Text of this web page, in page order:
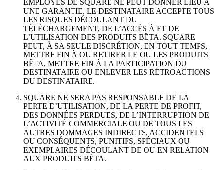
Spa
Salon de barbier
Tatouage et piercing
Découvrir
Aperçu
Rénovation et réparation
Service automobile
Transport
EMPLOYÉS DE SQUARE NE PEUT DONNER LIEU À
UNE GARANTIE. LE DESTINATAIRE ACCEPTE TOUS
LES RISQUES DÉCOULANT DU
TÉLÉCHARGEMENT, DE L’ACCÈS À ET DE
L’UTILISATION DES PRODUITS BÊTA. SQUARE
PEUT, À SA SEULE DISCRÉTION, EN TOUT TEMPS,
METTRE FIN À OU RETIRER LE OU LES PRODUITS
BÊTA, METTRE FIN À LA PARTICIPATION DU
DESTINATAIRE OU ENLEVER LES RÉTROACTIONS
DU DESTINATAIRE.
SQUARE NE SERA PAS RESPONSABLE DE LA
PERTE D’UTILISATION, DE LA PERTE DE PROFIT,
DES DONNÉES PERDUES, DE L’INTERRUPTION DE
L’ACTIVITÉ COMMERCIALE OU DE TOUS LES
AUTRES DOMMAGES INDIRECTS, ACCIDENTELS
OU CONSÉQUENTS, PUNITIFS, SPÉCIAUX OU
EXEMPLAIRES DÉCOULANT DE OU EN RELATION
AUX PRODUITS BÊTA.